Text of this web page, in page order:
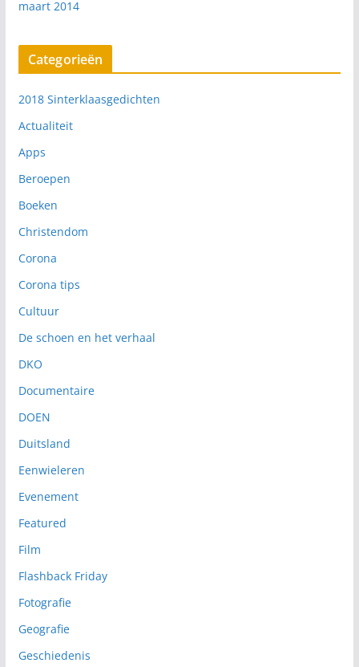
maart 2014
Categorieën
2018 Sinterklaasgedichten
Actualiteit
Apps
Beroepen
Boeken
Christendom
Corona
Corona tips
Cultuur
De schoen en het verhaal
DKO
Documentaire
DOEN
Duitsland
Eenwieleren
Evenement
Featured
Film
Flashback Friday
Fotografie
Geografie
Geschiedenis